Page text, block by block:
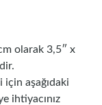
olarak 3,5″ x
için aşağıdaki
ihtiyacınız